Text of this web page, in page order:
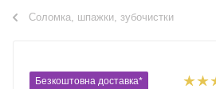
Соломка, шпажки, зубочистки
Безкоштовна доставка*